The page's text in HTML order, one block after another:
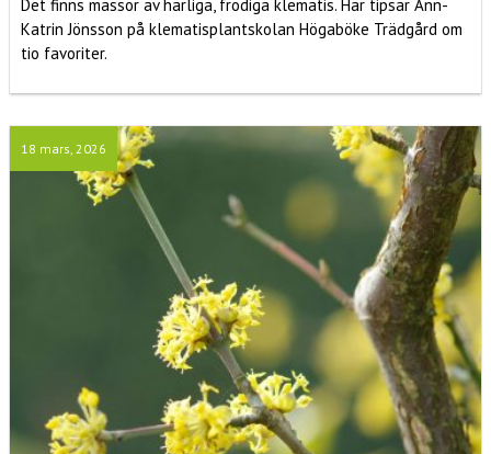
Det finns massor av härliga, frodiga klematis. Här tipsar Ann-
Katrin Jönsson på klematisplantskolan Högaböke Trädgård om
tio favoriter.
18 mars, 2026